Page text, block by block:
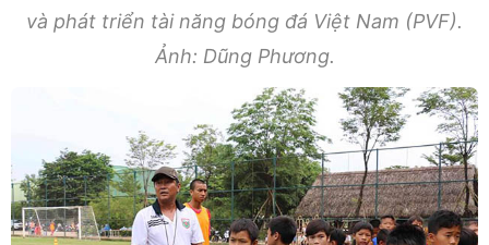
và phát triển tài năng bóng đá Việt Nam (PVF).
Ảnh: Dũng Phương.